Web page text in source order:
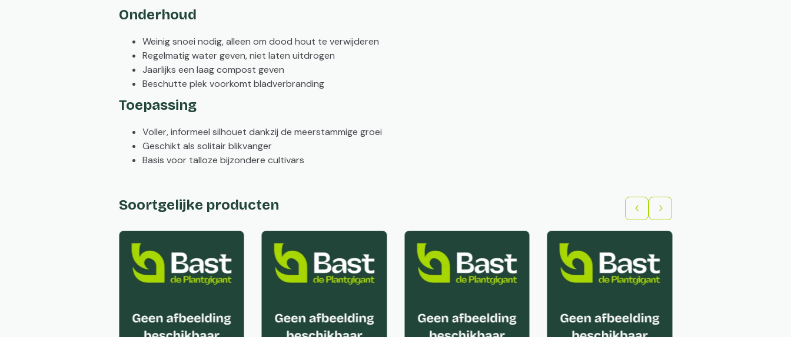
Onderhoud
Weinig snoei nodig, alleen om dood hout te verwijderen
Regelmatig water geven, niet laten uitdrogen
Jaarlijks een laag compost geven
Beschutte plek voorkomt bladverbranding
Toepassing
Voller, informeel silhouet dankzij de meerstammige groei
Geschikt als solitair blikvanger
Basis voor talloze bijzondere cultivars
Soortgelijke producten